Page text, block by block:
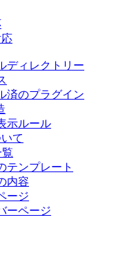
ディレクトリー
済のプラグイン
示ルール
いて
テンプレート
内容
ージ
ーページ